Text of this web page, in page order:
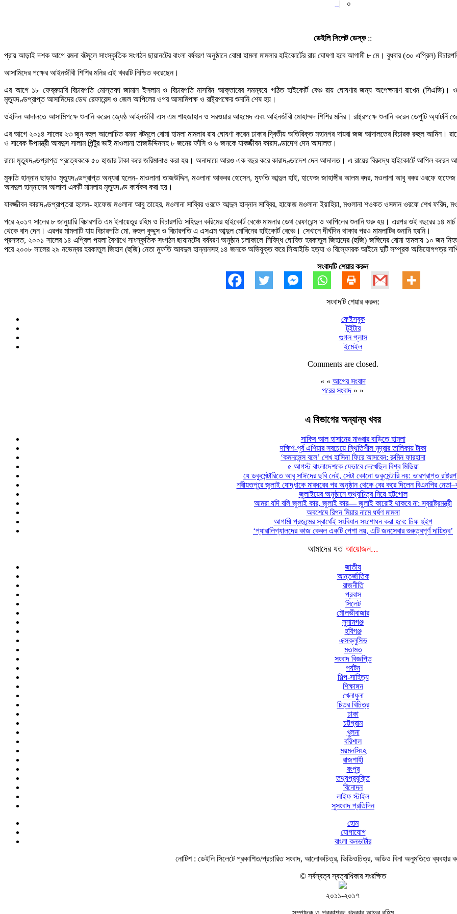
| ০
ডেইলি সিলেট ডেস্ক::
প্রায় আড়াই দশক আগে রমনা বটমূলে সাংস্কৃতিক সংগঠন ছায়ানটের বাংলা বর্ষবরণ অনুষ্ঠানে বোমা হামলা মামলার হাইকোর্টের রায় ঘোষণা হবে আগামী ৮ মে। বুধবার (৩০ এপ্রিল)
আসামিদের পক্ষের আইনজীবী শিশির মনির এই খবরটি নিশ্চিত করেছেন।
এর আগে ১৮ ফেব্রুয়ারি বিচারপতি মোস্তফা জামান ইসলাম ও বিচারপতি নাসরিন আক্তারের সমন্বয়ে গঠিত হাইকোর্ট বেঞ্চ রায় ঘোষণার জন্য অপেক্ষমাণ রাখেন (সিএভি)।
মৃত্যুদণ্ডপ্রাপ্ত আসামিদের ডেথ রেফারেন্স ও জেল আপিলের ওপর আসামিপক্ষ ও রাষ্ট্রপক্ষের শুনানি শেষ হয়।
ওইদিন আদালতে আসামিপক্ষে শুনানি করেন জ্যেষ্ঠ আইনজীবী এস এম শাহজাহান ও সরওয়ার আহমেদ এবং আইনজীবী মোহাম্মদ শিশির মনির। রাষ্ট্রপক্ষে শুনানি করেন ডেপুটি অ্যাটর্নি
এর আগে ২০১৪ সালের ২৩ জুন বহুল আলোচিত রমনা বটমূলে বোমা হামলা মামলার রায় ঘোষণা করেন ঢাকার দ্বিতীয় অতিরিক্ত মহানগর দায়রা জজ আদালতের বিচারক রুহুল আমিন।
ও সাবেক উপমন্ত্রী আবদুস সালাম পিন্টুর ভাই মাওলানা তাজউদ্দিনসহ ৮ জনের ফাঁসি ও ৬ জনকে যাবজ্জীবন কারাদণ্ডাদেশ দেন আদালত।
রায়ে মৃত্যুদণ্ডপ্রাপ্ত প্রত্যেককে ৫০ হাজার টাকা করে জরিমানাও করা হয়। অনাদায়ে আরও এক বছর করে কারাদণ্ডাদেশ দেন আদালত। এ রায়ের বিরুদ্ধে হাইকোর্টে আপিল করেন
মুফতি হান্নান ছাড়াও মৃত্যুদণ্ডপ্রাপ্ত অন্যরা হলেন- মাওলানা তাজউদ্দিন, মওলানা আকবর হোসেন, মুফতি আব্দুল হাই, হাফেজ জাহাঙ্গীর আলম বদর, মওলানা আবু বকর ওরফে
আবদুল হান্নানের আলাদা একটি মামলায় মৃত্যুদণ্ড কার্যকর করা হয়।
যাবজ্জীবন কারাদণ্ডপ্রাপ্তরা হলেন- হাফেজ মওলানা আবু তাহের, মওলানা সাব্বির ওরফে আব্দুল হান্নান সাব্বির, হাফেজ মওলানা ইয়াহিয়া, মওলানা শওকত ওসমান ওরফে শেখ
পরে ২০১৭ সালের ৮ জানুয়ারি বিচারপতি এম ইনায়েতুর রহিম ও বিচারপতি সহিদুল করিমের হাইকোর্ট বেঞ্চে মামলার ডেথ রেফারেন্স ও আপিলের শুনানি শুরু হয়। এরপর ওই বছরের ১৪
থেকে বাদ দেন। এরপর মামলাটি যায় বিচারপতি মো. রুহুল কুদ্দুস ও বিচারপতি এ এসএম আব্দুল মোবিনের হাইকোর্ট বেঞ্চে। সেখানে দীর্ঘদিন থাকার পরও মামলাটির শুনানি হয়নি।
প্রসঙ্গত, ২০০১ সালের ১৪ এপ্রিল পয়লা বৈশাখে সাংস্কৃতিক সংগঠন ছায়ানটের বর্ষবরণ অনুষ্ঠান চলাকালে নিষিদ্ধ ঘোষিত হরকাতুল জিহাদের (হুজি) জঙ্গিদের বোমা হামলায়
পরে ২০০৮ সালের ২৯ নভেম্বর হরকাতুল জিহাদ (হুজি) নেতা মুফতি আবদুল হান্নানসহ ১৪ জনকে অভিযুক্ত করে সিআইডি হত্যা ও বিস্ফোরক আইনে দুটি সম্পূরক অভিযোগপত্র দাখিল
সংবাদটি শেয়ার করুন
সংবাদটি শেয়ার করুন:
ফেইসবুক
টুইটার
গুগল প্লাস
ইমেইল
Comments are closed.
« « আগের সংবাদ
পরের সংবাদ » »
এ বিভাগের অন্যান্য খবর
সাকিব আল হাসানের মাগুরার বাড়িতে হামলা
দক্ষিণ-পূর্ব এশিয়ার সবচেয়ে স্থিতিশীল মুদ্রার তালিকায় টাকা
‘কমনসেন্স বলে’ শেখ হাসিনা ফিরে আসবেন: রুমিন ফারহানা
৫ আগস্ট বাংলাদেশকে যেভাবে দেখেছিল বিশ্ব মিডিয়া
যে ডকুমেন্টারিতে আবু সাঈদের ছবি নেই, সেটা কোনো ডকুমেন্টারি নয়: ভারপ্রাপ্ত
শরীয়তপুরে জুলাই যোদ্ধাকে মারধরের পর অনুষ্ঠান থেকে বের করে দিলেন বিএনপির
জুলাইয়ের অনুষ্ঠানে তথ্যচিত্র নিয়ে হট্টগোল
আমরা যদি বলি জুলাই কার, জুলাই কার— জুলাই কারোই থাকবে না: স্বরাষ্ট্রমন্ত্রী
অবশেষে রিপন মিয়ার নামে ধর্ষণ মামলা
আগামী প্রজন্মের স্বার্থেই সংবিধান সংশোধন করা হবে: চিফ হুইপ
‘প্যারালিগ্যালদের কাজ কেবল একটি পেশা নয়, এটি জনসেবার গুরুত্বপূর্ণ দায়িত্ব’
আমাদের যত আয়োজন...
জাতীয়
আন্তর্জাতিক
রাজনীতি
প্রবাস
সিলেট
মৌলভীবাজার
সুনামগঞ্জ
হবিগঞ্জ
এক্সক্লুসিভ
মতামত
সংবাদ বিজ্ঞপ্তি
পর্যটন
শিল্প-সাহিত্য
শিক্ষাঙ্গন
খেলাধুলা
চিত্র বিচিত্র
ঢাকা
চট্টগ্রাম
খুলনা
বরিশাল
ময়মনসিংহ
রাজশাহী
রংপুর
তথ্যপ্রযুক্তি
বিনোদন
লাইফ স্টাইল
সুসংবাদ প্রতিদিন
হোম
যোগাযোগ
বাংলা কনভার্টার
নোটিশ : ডেইলি সিলেটে প্রকাশিত/প্রচারিত সংবাদ, আলোকচিত্র, ভিডিওচিত্র, অডিও বিনা অনুমতিতে ব্যবহার
© সর্বস্বত্ব স্বত্বাধিকার সংরক্ষিত
২০১১-২০১৭